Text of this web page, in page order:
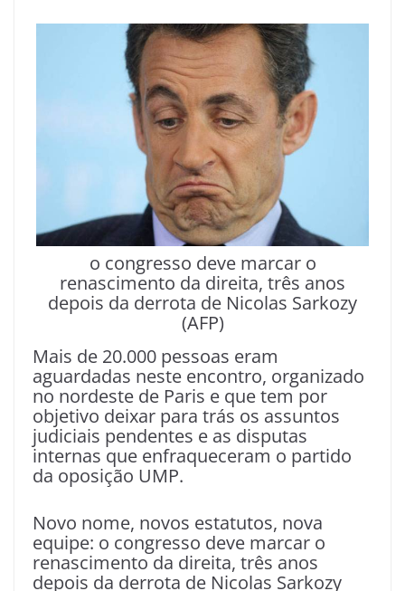
o congresso deve marcar o
renascimento da direita, três anos
depois da derrota de Nicolas Sarkozy
(AFP)
Mais de 20.000 pessoas eram
aguardadas neste encontro, organizado
no nordeste de Paris e que tem por
objetivo deixar para trás os assuntos
judiciais pendentes e as disputas
internas que enfraqueceram o partido
da oposição UMP.
Novo nome, novos estatutos, nova
equipe: o congresso deve marcar o
renascimento da direita, três anos
depois da derrota de Nicolas Sarkozy